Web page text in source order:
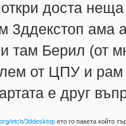
доста
3ддекстоп ама
там Берил (от
от ЦПУ и
е друг
etch/3ddesktopето го пакета който